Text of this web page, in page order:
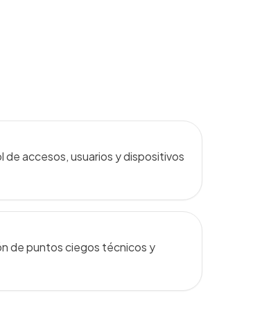
de accesos, usuarios y dispositivos
de puntos ciegos técnicos y